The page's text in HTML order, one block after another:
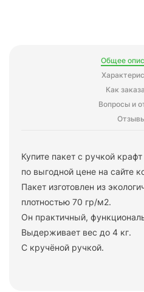
Общее
Как
Вопросы и
Купите пакет с ручкой
по выгодной цене на сайте
Пакет изготовлен из
плотностью 70 гр/м2.
Он практичный,
Выдерживает вес до 4 кг.
С кручёной ручкой.